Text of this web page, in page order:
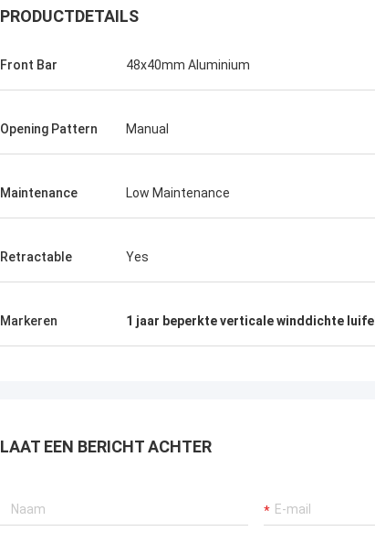
PRODUCTDETAILS
Front Bar 48x40mm Aluminium
Opening Pattern Manual
Maintenance Low Maintenance
Retractable Yes
Markeren 1 jaar beperkte verticale winddichte luifel
LAAT EEN BERICHT ACHTER